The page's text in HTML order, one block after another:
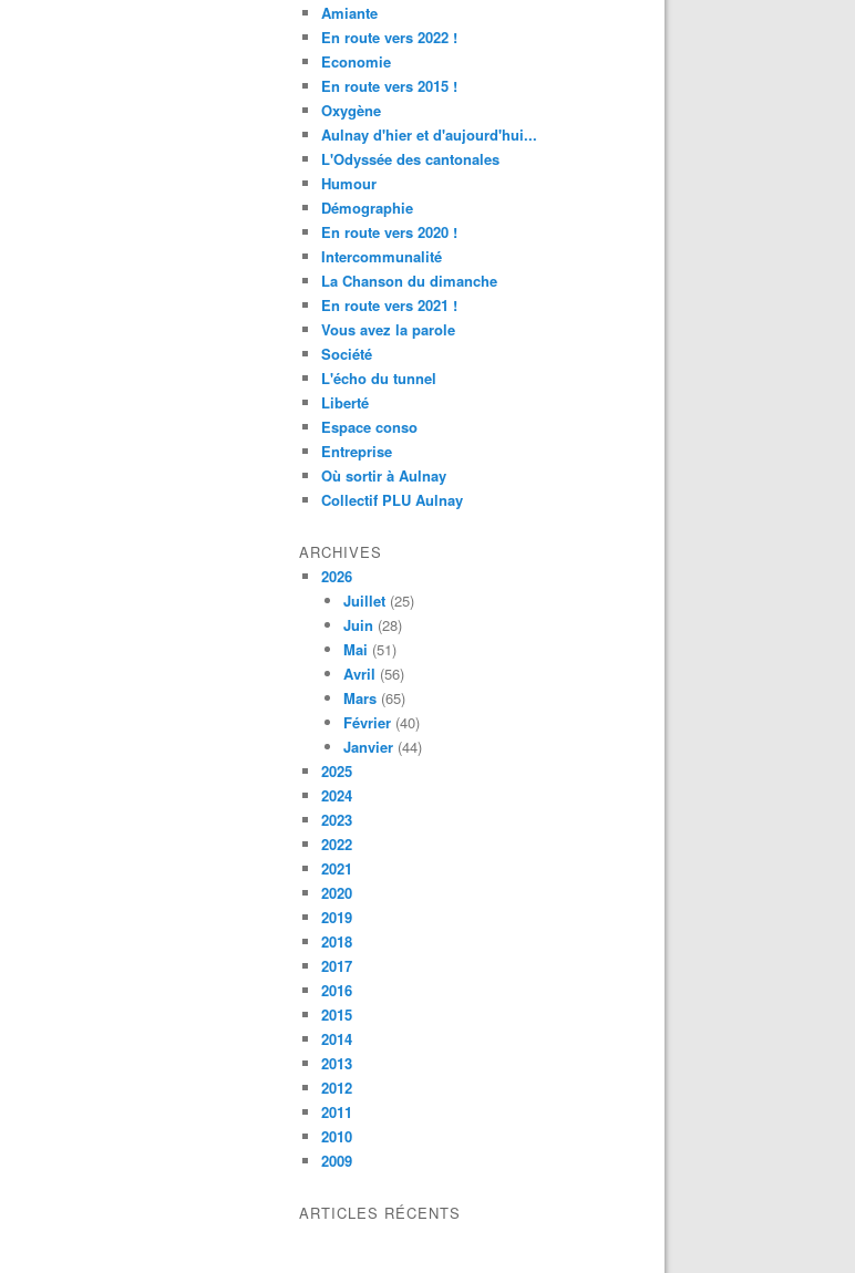
Amiante
En route vers 2022 !
Economie
En route vers 2015 !
Oxygène
Aulnay d'hier et d'aujourd'hui...
L'Odyssée des cantonales
Humour
Démographie
En route vers 2020 !
Intercommunalité
La Chanson du dimanche
En route vers 2021 !
Vous avez la parole
Société
L'écho du tunnel
Liberté
Espace conso
Entreprise
Où sortir à Aulnay
Collectif PLU Aulnay
ARCHIVES
2026
Juillet (25)
Juin (28)
Mai (51)
Avril (56)
Mars (65)
Février (40)
Janvier (44)
2025
2024
2023
2022
2021
2020
2019
2018
2017
2016
2015
2014
2013
2012
2011
2010
2009
ARTICLES RÉCENTS